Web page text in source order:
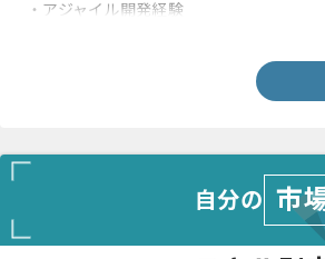
・アジャイル開発経験
自分の 市